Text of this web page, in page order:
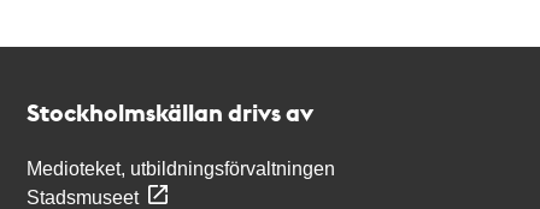
Stockholmskällan drivs av
Medioteket, utbildningsförvaltningen
Stadsmuseet